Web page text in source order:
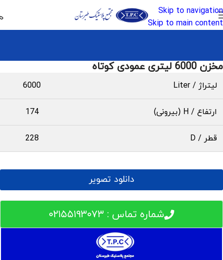
Skip to navigation
Skip to main content
مخزن 6000 لیتری عمودی کوتاه
لیتراژ / Liter 6000
ارتفاع / H (بیرونی) 174
قطر / D 228
دانلود تصویر
شماره تماس : ۰۲۱۵۵۱۹۳۰۷۳